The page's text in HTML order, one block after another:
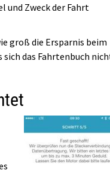
und Zweck der Fahrt
groß die Ersparnis beim
das Fahrtenbuch